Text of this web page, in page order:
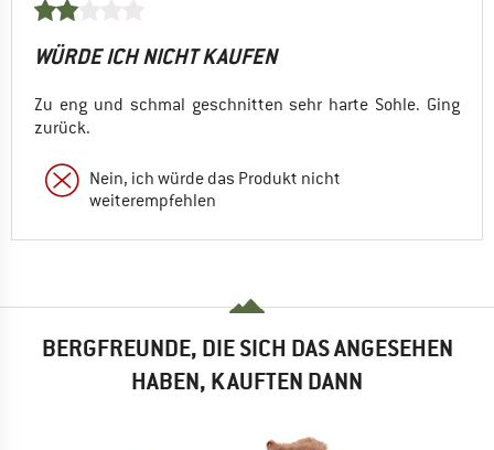
WÜRDE ICH NICHT KAUFEN
Zu eng und schmal geschnitten sehr harte Sohle. Ging
zurück.
Nein, ich würde das Produkt nicht
weiterempfehlen
BERGFREUNDE, DIE SICH DAS ANGESEHEN
HABEN, KAUFTEN DANN